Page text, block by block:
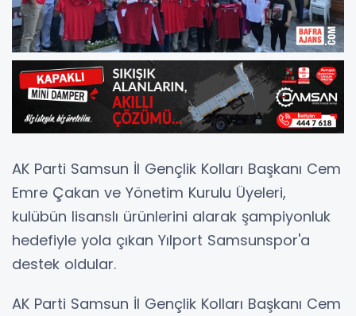
AK Parti Samsun İl Gençlik Kolları Başkanı Cem
Emre Çakan ve Yönetim Kurulu Üyeleri,
kulübün lisanslı ürünlerini alarak şampiyonluk
hedefiyle yola çıkan Yılport Samsunspor'a
destek oldular.
AK Parti Samsun İl Gençlik Kolları Başkanı Cem